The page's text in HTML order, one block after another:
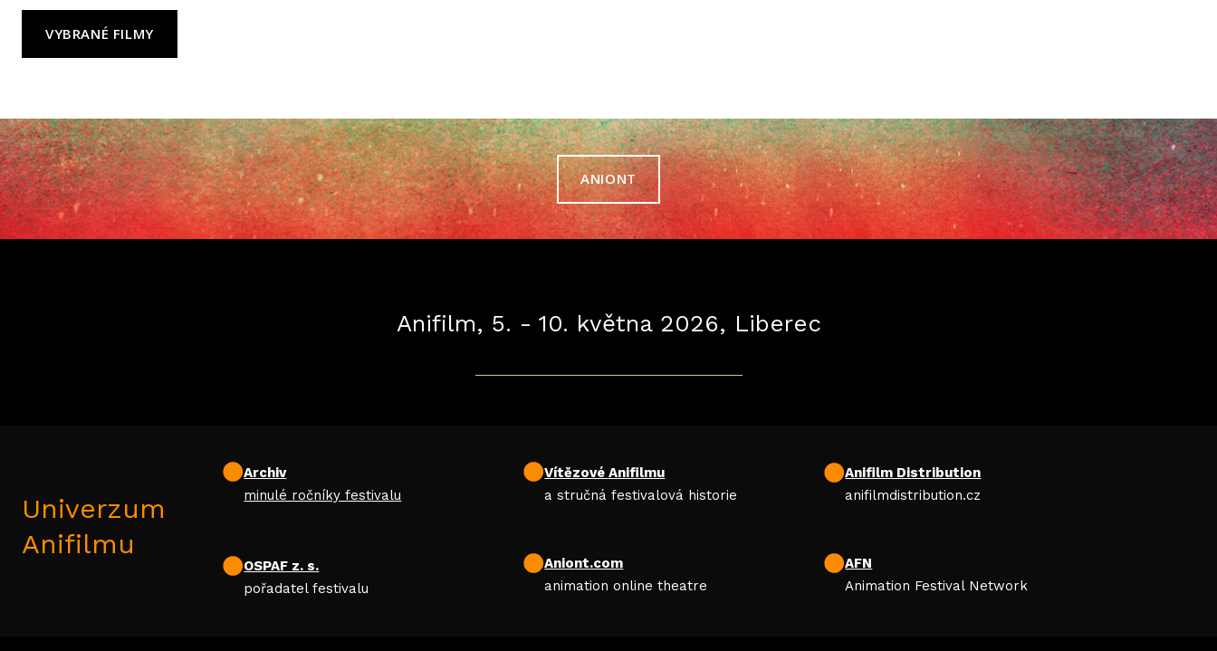
VYBRANÉ FILMY
ANIONT
Anifilm, 5. - 10. května 2026, Liberec
Univerzum
Anifilmu
Archiv
minulé ročníky festivalu
OSPAF z. s.
pořadatel festivalu
Vítězové Anifilmu
a stručná festivalová historie
Aniont.com
animation online theatre
Anifilm Distribution
anifilmdistribution.cz
AFN
Animation Festival Network